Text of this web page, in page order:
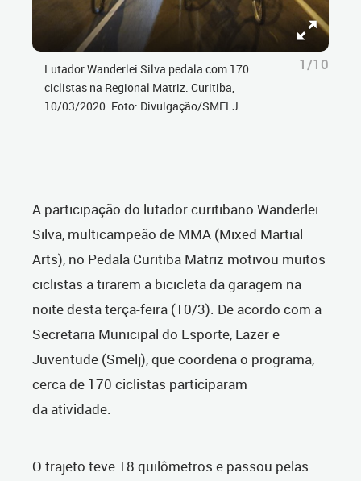
Lutador Wanderlei Silva pedala com 170
ciclistas na Regional Matriz. Curitiba,
10/03/2020. Foto: Divulgação/SMELJ
1/10
A participação do lutador curitibano Wanderlei
Silva, multicampeão de MMA (Mixed Martial
Arts), no Pedala Curitiba Matriz motivou muitos
ciclistas a tirarem a bicicleta da garagem na
noite desta terça-feira (10/3). De acordo com a
Secretaria Municipal do Esporte, Lazer e
Juventude (Smelj), que coordena o programa,
cerca de 170 ciclistas participaram
da atividade.
O trajeto teve 18 quilômetros e passou pelas